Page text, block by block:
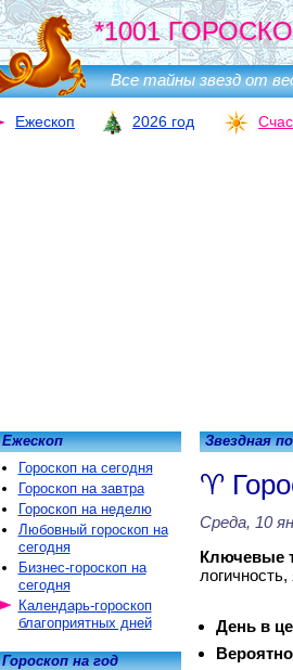
*1001
Все тайны звезд от
Ежескоп 2026 год
Звездная
Среда, 10
Ключевые
День в
Ежескоп
Гороскоп на сегодня
Гороскоп на завтра
Гороскоп на неделю
Любовный гороскоп на
сегодня
Бизнес-гороскоп на
сегодня
Календарь-гороскоп
благоприятных дней
Гороскоп на год